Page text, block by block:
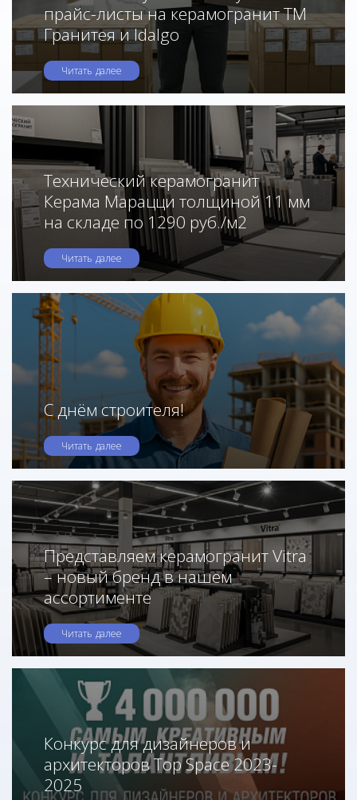
прайс-листы на керамогранит ТМ
Гранитея и Idalgo
Читать далее
Технический керамогранит
Керама Марацци толщиной 11 мм
на складе по 1290 руб./м2
Читать далее
С днём строителя!
Читать далее
Представляем керамогранит Vitra
– новый бренд в нашем
ассортименте
Читать далее
Конкурс для дизайнеров и
архитекторов Top Space 2023-
2025